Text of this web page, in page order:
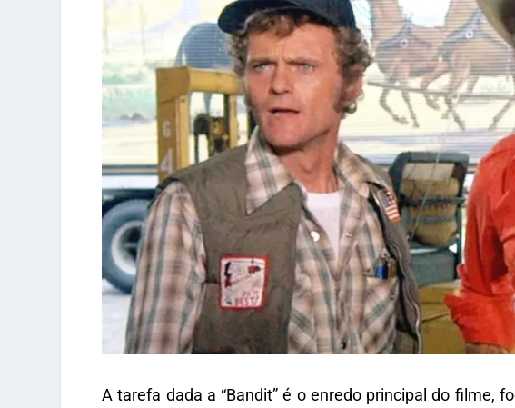
A tarefa dada a “Bandit” é o enredo principal do filme,